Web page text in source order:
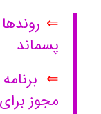
⇐
پسماند
⇐
مجوز